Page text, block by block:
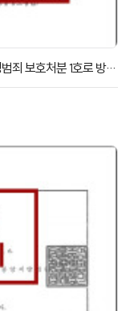
[17세 성폭력처벌법 위반] 미성년자 성범죄 보호처분 1호로 방어한 사례